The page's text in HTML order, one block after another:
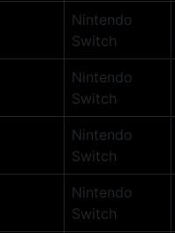
Nintendo
Switch
Nintendo
Switch
Nintendo
Switch
Nintendo
Switch